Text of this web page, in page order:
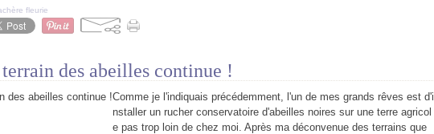
fleurie
des abeilles continue !
Comme je l'indiquais précédemment, l'un de mes grands rêves est d'i
nstaller un rucher conservatoire d'abeilles noires sur une terre agricol
e pas trop loin de chez moi. Après ma déconvenue des terrains que